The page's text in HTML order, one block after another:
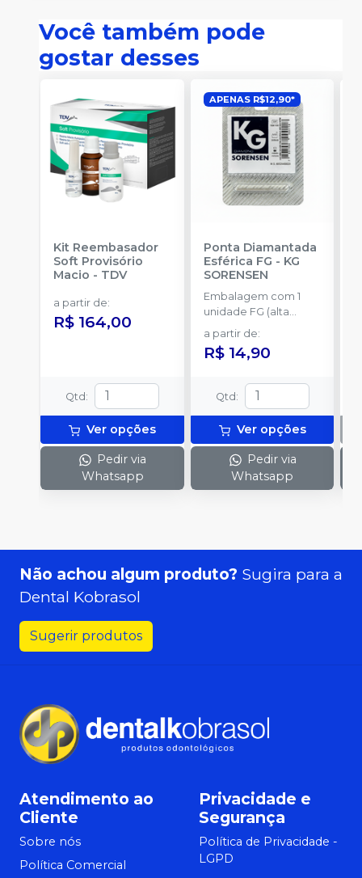
Você também pode
gostar desses
Kit Reembasador
Soft Provisório
Macio - TDV
a partir de:
R$ 164,00
Qtd :
Ver opções
Pedir via
Whatsapp
APENAS R$12,90*
Ponta Diamantada
Esférica FG - KG
SORENSEN
Embalagem com 1
unidade FG (alta
rotação).
a partir de:
R$ 14,90
Qtd :
Ver opções
Pedir via
Whatsapp
Não achou algum produto? Sugira para a
Dental Kobrasol
Sugerir produtos
Atendimento ao
Cliente
Sobre nós
Política Comercial
Privacidade e
Segurança
Política de Privacidade -
LGPD